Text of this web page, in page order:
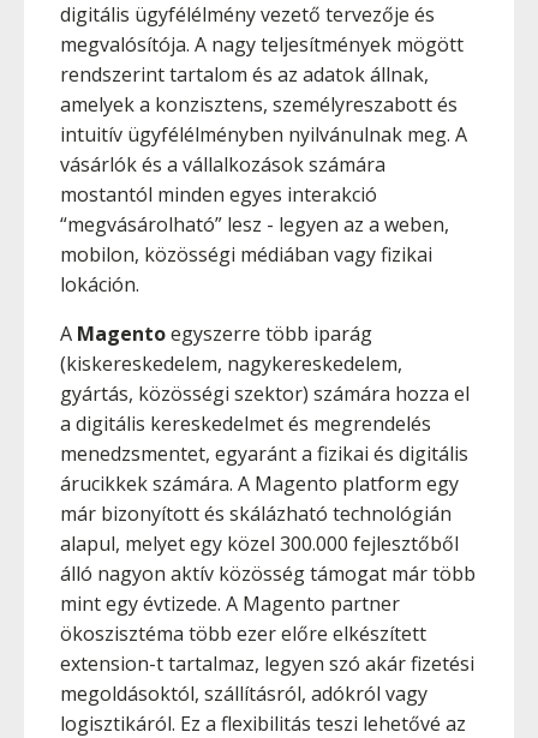
digitális ügyfélélmény vezető tervezője és
megvalósítója. A nagy teljesítmények mögött
rendszerint tartalom és az adatok állnak,
amelyek a konzisztens, személyreszabott és
intuitív ügyfélélményben nyilvánulnak meg. A
vásárlók és a vállalkozások számára
mostantól minden egyes interakció
“megvásárolható” lesz - legyen az a weben,
mobilon, közösségi médiában vagy fizikai
lokáción.
A Magentoegyszerre több iparág
(kiskereskedelem, nagykereskedelem,
gyártás, közösségi szektor) számára hozza el
a digitális kereskedelmet és megrendelés
menedzsmentet, egyaránt a fizikai és digitális
árucikkek számára. A Magento platform egy
már bizonyított és skálázható technológián
alapul, melyet egy közel 300.000 fejlesztőből
álló nagyon aktív közösség támogat már több
mint egy évtizede. A Magento partner
ökoszisztéma több ezer előre elkészített
extension-t tartalmaz, legyen szó akár fizetési
megoldásoktól, szállításról, adókról vagy
logisztikáról. Ez a flexibilitás teszi lehetővé az